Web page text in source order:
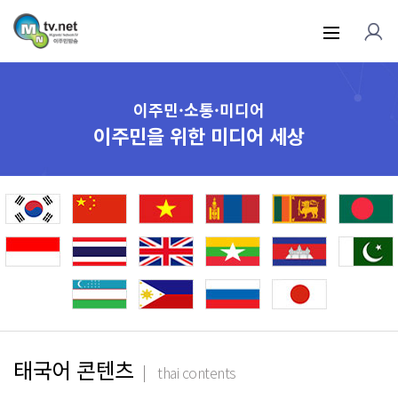
이주민·소통·미디어
이주민을 위한 미디어 세상
태국어 콘텐츠 thai contents